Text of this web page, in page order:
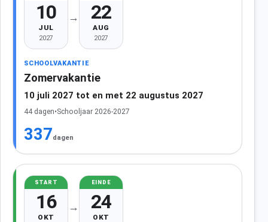
10
JUL
2027
→ 22
AUG
2027
SCHOOLVAKANTIE
Zomervakantie
10 juli 2027 tot en met 22 augustus 2027
44 dagen•Schooljaar 2026-2027
337dagen
START
16
OKT
→
EINDE
24
OKT